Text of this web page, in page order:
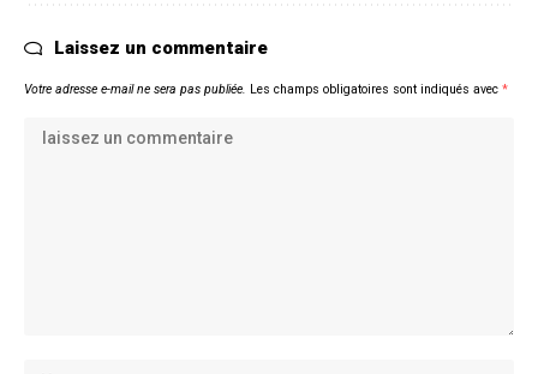
Laissez un commentaire
Votre adresse e-mail ne sera pas publiée. Les champs obligatoires sont indiqués avec *